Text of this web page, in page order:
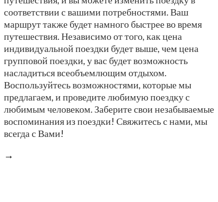
соответствии с вашими потребностями. Ваш
маршрут также будет намного быстрее во время
путешествия. Независимо от того, как цена
индивидуальной поездки будет выше, чем цена
групповой поездки, у вас будет возможность
насладиться всеобъемлющим отдыхом.
Воспользуйтесь возможностями, которые мы
предлагаем, и проведите любимую поездку с
любимым человеком. Заберите свои незабываемые
воспоминания из поездки! Свяжитесь с нами, мы
всегда с Вами!
→